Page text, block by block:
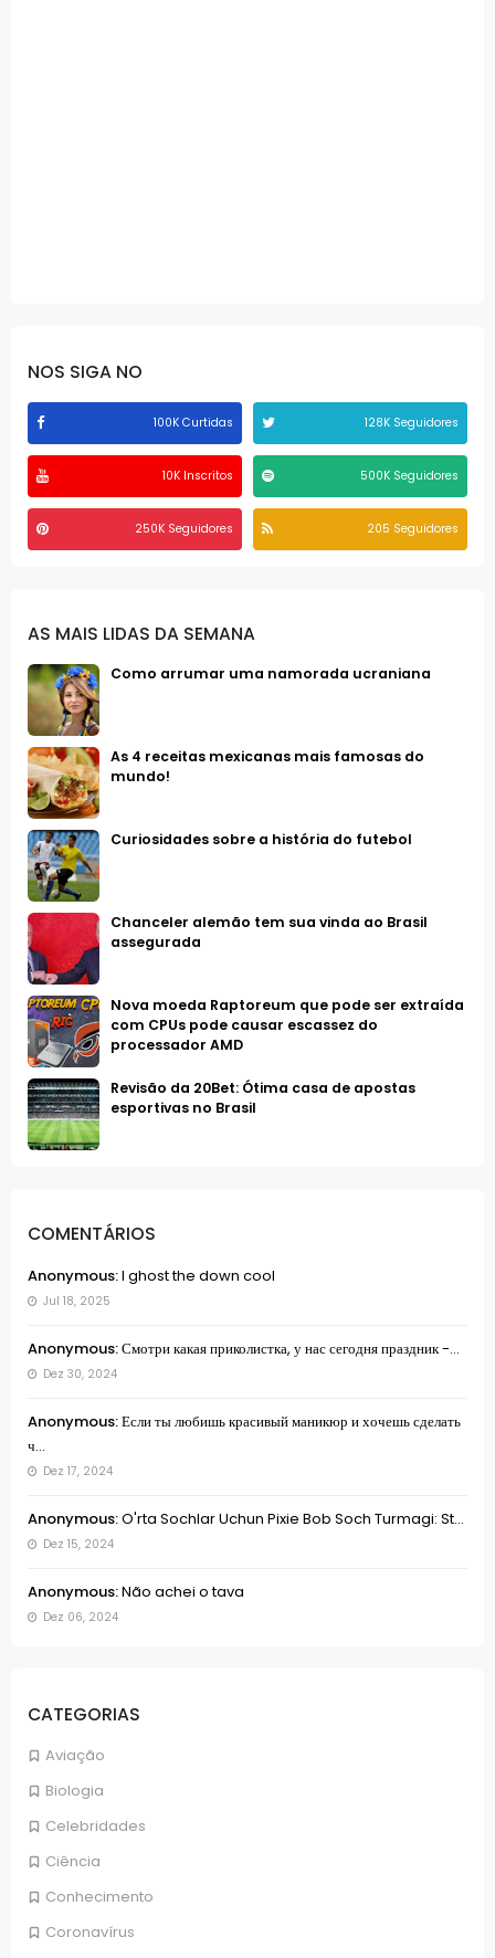
COMENTÁRIOS
Anonymous:I ghost the down cool
Jul 18, 2025
Anonymous:Смотри какая приколистка, у нас сегодня праздник -...
Dez 30, 2024
Anonymous:Если ты любишь красивый маникюр и хочешь сделать
ч...
Dez 17, 2024
Anonymous:O'rta Sochlar Uchun Pixie Bob Soch Turmagi: St...
Dez 15, 2024
Anonymous:Não achei o tava
Dez 06, 2024
CATEGORIAS
Aviação
Biologia
Celebridades
Ciência
Conhecimento
Coronavírus
NOS SIGA NO
100K Curtidas 128K Seguidores
10K Inscritos 500K Seguidores
250K Seguidores 205 Seguidores
AS MAIS LIDAS DA SEMANA
Como arrumar uma namorada ucraniana
As 4 receitas mexicanas mais famosas do
mundo!
Curiosidades sobre a história do futebol
Chanceler alemão tem sua vinda ao Brasil
assegurada
Nova moeda Raptoreum que pode ser extraída
com CPUs pode causar escassez do
processador AMD
Revisão da 20Bet: Ótima casa de apostas
esportivas no Brasil